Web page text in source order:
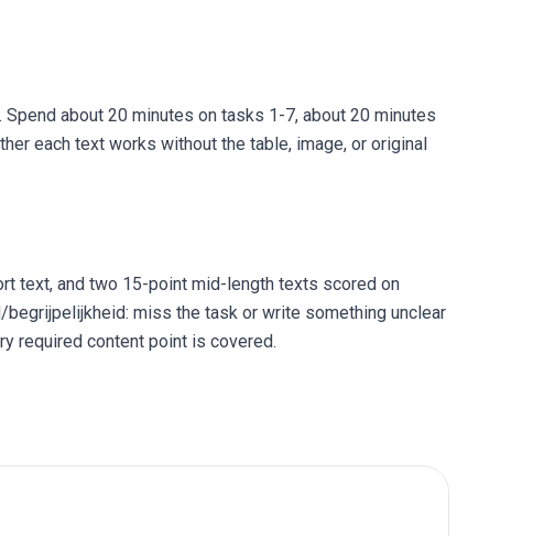
about 20 minutes on tasks 1-7, about 20 minutes
each text works without the table, image, or original
text, and two 15-point mid-length texts scored on
begrijpelijkheid: miss the task or write something unclear
required content point is covered.